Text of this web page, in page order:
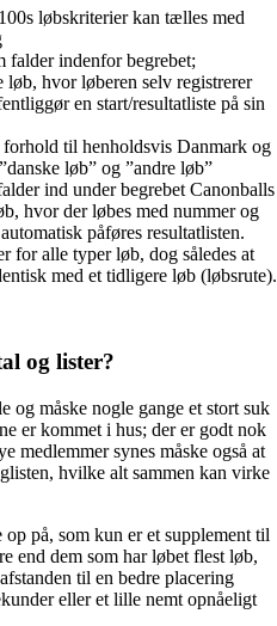
løbskriterier kan tælles med
falder indenfor begrebet;
hvor løberen selv registrerer
en start/resultatliste på sin
til henholdsvis Danmark og
løb” og ”andre løb”
ind under begrebet Canonballs
hvor der løbes med nummer og
påføres resultatlisten.
for alle typer løb, dog således at
med et tidligere løb (løbsrute).
og lister?
og måske nogle gange et stort suk
er kommet i hus; der er godt nok
medlemmer synes måske også at
hvilke alt sammen kan virke
på, som kun er et supplement til
end dem som har løbet flest løb,
til en bedre placering
eller et lille nemt opnåeligt